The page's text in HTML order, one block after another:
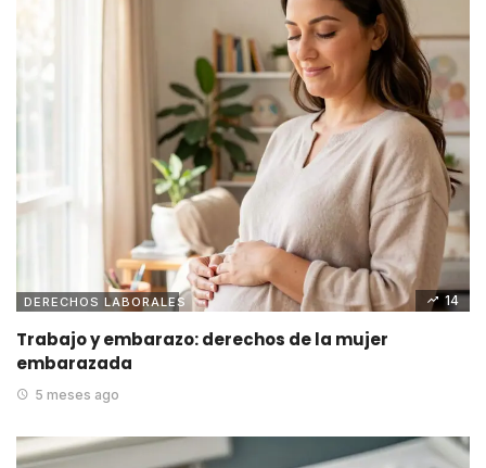
DERECHOS LABORALES 14
Trabajo y embarazo: derechos de la mujer
embarazada
5 meses ago